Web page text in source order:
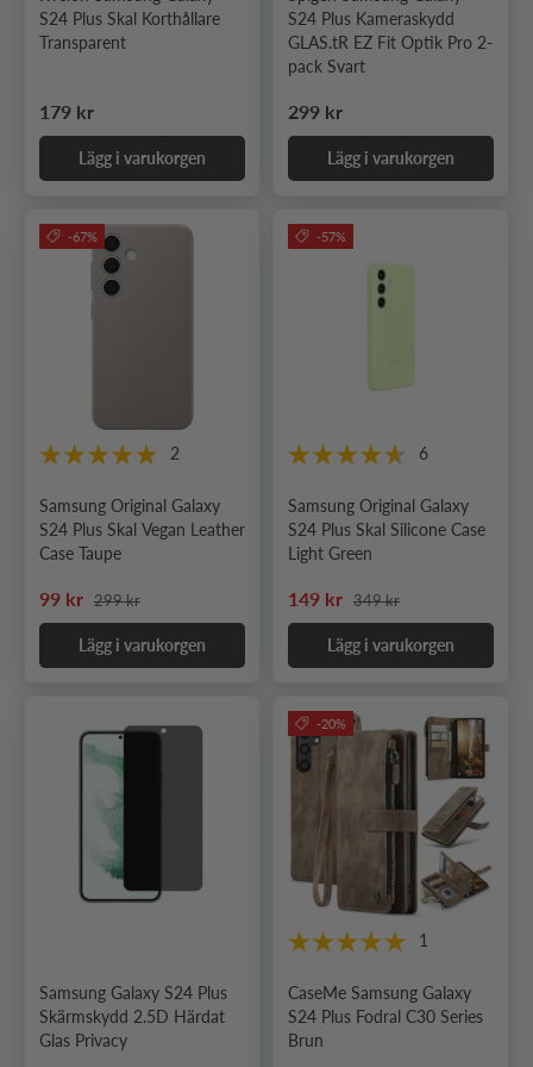
S24 Plus Skal Korthållare
Transparent
Ordinarie pris
179 kr
Lägg i varukorgen
S24 Plus Kameraskydd
GLAS.tR EZ Fit Optik Pro 2-
pack Svart
Ordinarie pris
299 kr
Lägg i varukorgen
-67%
2
Samsung Original Galaxy
S24 Plus Skal Vegan Leather
Case Taupe
Nedsatt pris
99 kr Ordinarie pris
299 kr
Lägg i varukorgen
-57%
6
Samsung Original Galaxy
S24 Plus Skal Silicone Case
Light Green
Nedsatt pris
149 kr Ordinarie pris
349 kr
Lägg i varukorgen
Samsung Galaxy S24 Plus
Skärmskydd 2.5D Härdat
Glas Privacy
-20%
1
CaseMe Samsung Galaxy
S24 Plus Fodral C30 Series
Brun